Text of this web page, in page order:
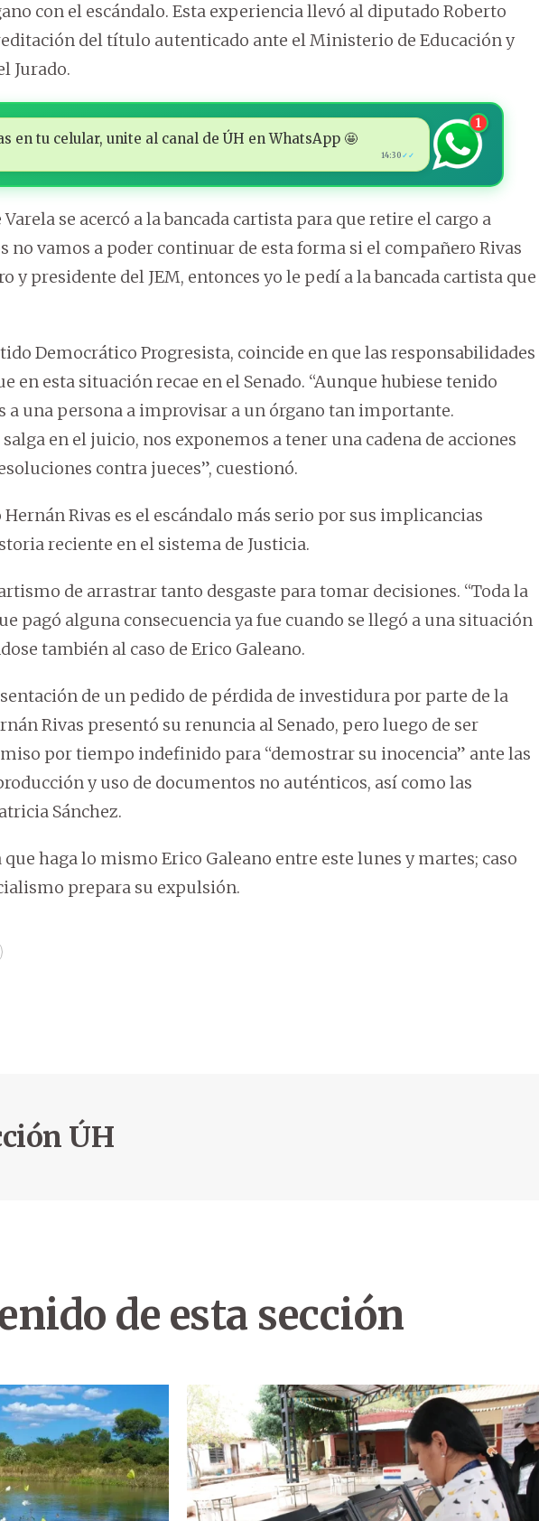
con el escándalo. Esta experiencia llevó al diputado Roberto
del título autenticado ante el Ministerio de Educación y
Jurado.
en tu celular, unite al canal de ÚH en WhatsApp 🤩
14:30 ✓✓
1
se acercó a la bancada cartista para que retire el cargo a
no vamos a poder continuar de esta forma si el compañero Rivas
y presidente del JEM, entonces yo le pedí a la bancada cartista que
Democrático Progresista, coincide en que las responsabilidades
en esta situación recae en el Senado. “Aunque hubiese tenido
a una persona a improvisar a un órgano tan importante.
en el juicio, nos exponemos a tener una cadena de acciones
contra jueces”, cuestionó.
Hernán Rivas es el escándalo más serio por sus implicancias
reciente en el sistema de Justicia.
de arrastrar tanto desgaste para tomar decisiones. “Toda la
pagó alguna consecuencia ya fue cuando se llegó a una situación
también al caso de Erico Galeano.
de un pedido de pérdida de investidura por parte de la
Rivas presentó su renuncia al Senado, pero luego de ser
por tiempo indefinido para “demostrar su inocencia” ante las
y uso de documentos no auténticos, así como las
Sánchez.
haga lo mismo Erico Galeano entre este lunes y martes; caso
prepara su expulsión.
ÚH
de esta sección